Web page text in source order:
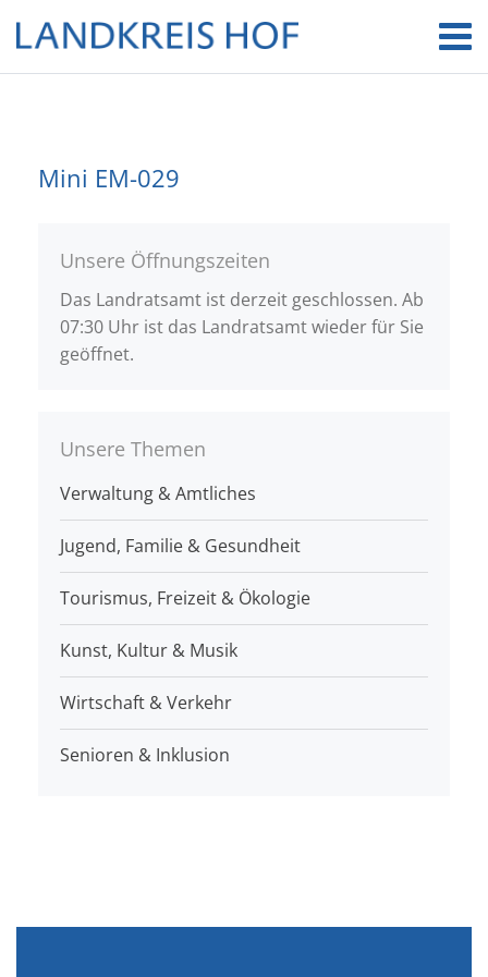
Mini EM-029
Unsere Öffnungszeiten
Das Landratsamt ist derzeit geschlossen. Ab
07:30 Uhr ist das Landratsamt wieder für Sie
geöffnet.
Unsere Themen
Verwaltung & Amtliches
Jugend, Familie & Gesundheit
Tourismus, Freizeit & Ökologie
Kunst, Kultur & Musik
Wirtschaft & Verkehr
Senioren & Inklusion